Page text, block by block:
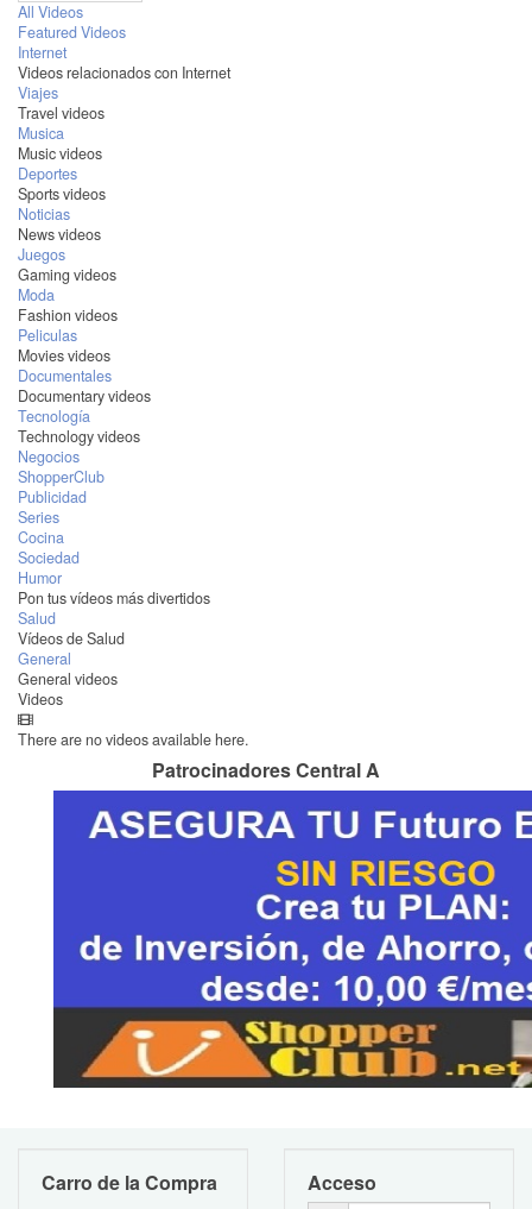
All Videos
Featured Videos
Internet
Videos relacionados con Internet
Viajes
Travel videos
Musica
Music videos
Deportes
Sports videos
Noticias
News videos
Juegos
Gaming videos
Moda
Fashion videos
Peliculas
Movies videos
Documentales
Documentary videos
Tecnología
Technology videos
Negocios
ShopperClub
Publicidad
Series
Cocina
Sociedad
Humor
Pon tus vídeos más divertidos
Salud
Vídeos de Salud
General
General videos
Videos
There are no videos available here.
Patrocinadores Central A
Carro de la Compra Acceso